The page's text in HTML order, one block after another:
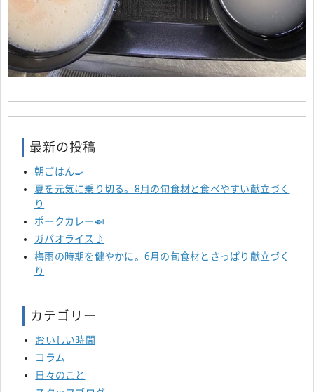
最新の投稿
朝ごはん🍳
夏を元気に乗り切る。8月の旬食材と食べやすい献立づく
り
ポークカレー🍛
ガパオライス♪
梅雨の時期を健やかに。6月の旬食材とさっぱり献立づく
り
カテゴリー
おいしい時間
コラム
日々のこと